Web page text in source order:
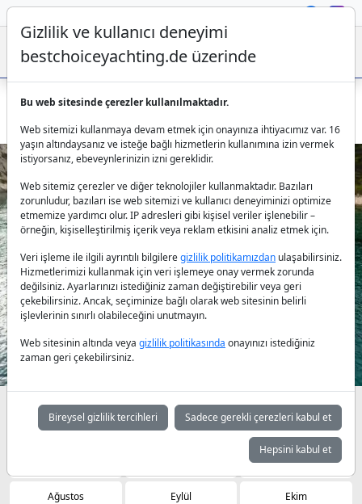
Sunreef 50 Zara - Hırvatistan Kastela'da Kiralık Katamaran
Previous Next
Müsaitlik durumuna göre günlük fiyatlar
Temmuz
4,860 €
Ağustos Eylül Ekim
Gizlilik ve kullanıcı deneyimi
bestchoiceyachting.de üzerinde
Bu web sitesinde çerezler kullanılmaktadır.
Web sitemizi kullanmaya devam etmek için onayınıza ihtiyacımız var. 16
yaşın altındaysanız ve isteğe bağlı hizmetlerin kullanımına izin vermek
istiyorsanız, ebeveynlerinizin izni gereklidir.
Web sitemiz çerezler ve diğer teknolojiler kullanmaktadır. Bazıları
zorunludur, bazıları ise web sitemizi ve kullanıcı deneyiminizi optimize
etmemize yardımcı olur. IP adresleri gibi kişisel veriler işlenebilir –
örneğin, kişiselleştirilmiş içerik veya reklam etkisini analiz etmek için.
Veri işleme ile ilgili ayrıntılı bilgileregizlilik politikamızdan ulaşabilirsiniz.
Hizmetlerimizi kullanmak için veri işlemeye onay vermek zorunda
değilsiniz. Ayarlarınızı istediğiniz zaman değiştirebilir veya geri
çekebilirsiniz. Ancak, seçiminize bağlı olarak web sitesinin belirli
işlevlerinin sınırlı olabileceğini unutmayın.
Web sitesinin altında veya gizlilik politikasında onayınızı istediğiniz
zaman geri çekebilirsiniz.
Bireysel gizlilik tercihleri Sadece gerekli çerezleri kabul et
Hepsini kabul et